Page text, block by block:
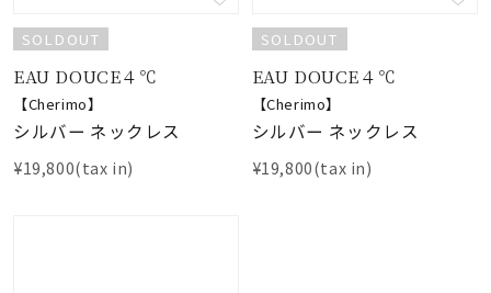
SOLDOUT
EAU DOUCE４℃
【Cherimo】
シルバー ネックレス
¥19,800(tax in)
SOLDOUT
EAU DOUCE４℃
【Cherimo】
シルバー ネックレス
¥19,800(tax in)